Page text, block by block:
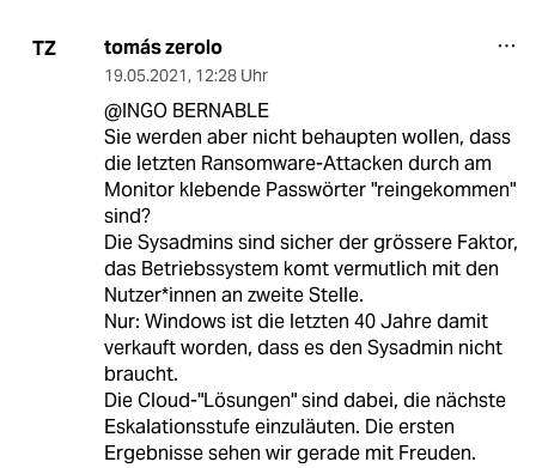
TZ tomás zerolo
19.05.2021, 12:28 Uhr
@INGO BERNABLE
Sie werden aber nicht behaupten wollen, dass
die letzten Ransomware-Attacken durch am
Monitor klebende Passwörter "reingekommen"
sind?
Die Sysadmins sind sicher der grössere Faktor,
das Betriebssystem komt vermutlich mit den
Nutzer*innen an zweite Stelle.
Nur: Windows ist die letzten 40 Jahre damit
verkauft worden, dass es den Sysadmin nicht
braucht.
Die Cloud-"Lösungen" sind dabei, die nächste
Eskalationsstufe einzuläuten. Die ersten
Ergebnisse sehen wir gerade mit Freuden.